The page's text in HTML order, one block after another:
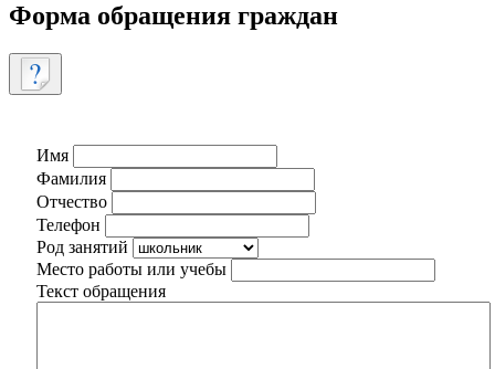
Форма обращения граждан
Имя
Фамилия
Отчество
Телефон
Род занятий
Место работы или учебы
Текст обращения